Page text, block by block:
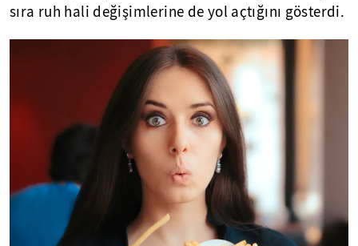
sıra ruh hali değişimlerine de yol açtığını gösterdi.